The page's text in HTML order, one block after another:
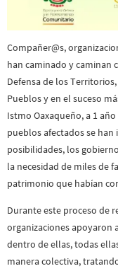
Compañer@s,
han caminado y caminan
Defensa de los
Pueblos y en el suceso
Istmo Oaxaqueño, a 1
pueblos afectados se
posibilidades, los
la necesidad de miles de
patrimonio que habían
Durante este proceso de
organizaciones apoyaron
dentro de ellas, todas
manera colectiva,